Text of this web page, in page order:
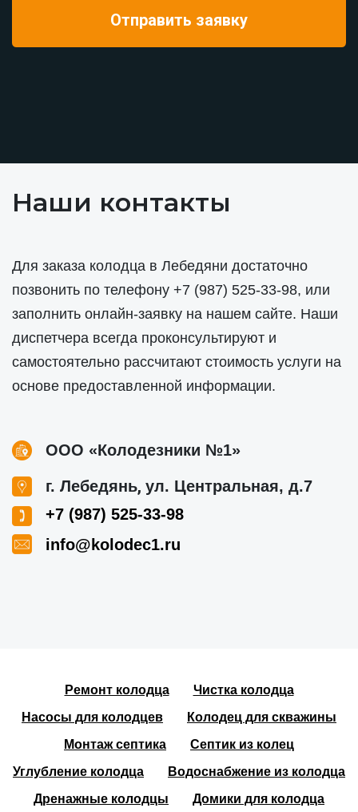
Наши контакты
Для заказа колодца в Лебедяни достаточно
позвонить по телефону +7 (987) 525-33-98, или
заполнить онлайн-заявку на нашем сайте. Наши
диспетчера всегда проконсультируют и
самостоятельно рассчитают стоимость услуги на
основе предоставленной информации.
ООО «Колодезники №1»
г. Лебедянь, ул. Центральная, д.7
+7 (987) 525-33-98
info@kolodec1.ru
Ремонт колодца
Чистка колодца
Насосы для колодцев
Колодец для скважины
Монтаж септика
Септик из колец
Углубление колодца
Водоснабжение из колодца
Дренажные колодцы
Домики для колодца